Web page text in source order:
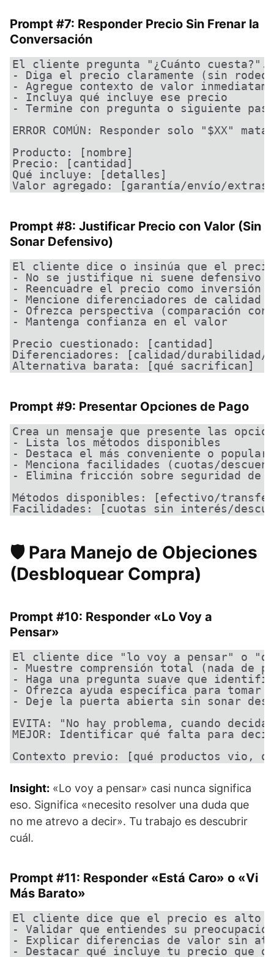
Prompt #7: Responder Precio Sin Frenar la
Conversación
El cliente pregunta "¿Cuánto cuesta?".
- Diga el precio claramente (sin
- Agregue contexto de valor
- Incluya qué incluye ese precio
- Termine con pregunta o siguiente paso
ERROR COMÚN: Responder solo "$XX"
Producto: [nombre]
Precio: [cantidad]
Qué incluye: [detalles]
Valor agregado: [garantía/envío/extras]
Prompt #8: Justificar Precio con Valor (Sin
Sonar Defensivo)
El cliente dice o insinúa que el precio
- No se justifique ni suene defensivo
- Reencuadre el precio como
- Mencione diferenciadores de calidad
- Ofrezca perspectiva (comparación
- Mantenga confianza en el valor
Precio cuestionado: [cantidad]
Diferenciadores: [calidad/
Alternativa barata: [qué sacrifican]
Prompt #9: Presentar Opciones de Pago
Crea un mensaje que presente las
- Lista los métodos disponibles
- Destaca el más conveniente o popular
- Menciona facilidades (cuotas/
- Elimina fricción sobre seguridad de
Métodos disponibles: [efectivo/
Facilidades: [cuotas sin interés/
🛡️ Para Manejo de Objeciones
(Desbloquear Compra)
Prompt #10: Responder «Lo Voy a
Pensar»
El cliente dice "lo voy a pensar" o
- Muestre comprensión total (nada de
- Haga una pregunta suave que
- Ofrezca ayuda específica para tomar
- Deje la puerta abierta sin sonar
EVITA: "No hay problema, cuando
MEJOR: Identificar qué falta para
Contexto previo: [qué productos vio,
Insight: «Lo voy a pensar» casi nunca significa
eso. Significa «necesito resolver una duda que
no me atrevo a decir». Tu trabajo es descubrir
cuál.
Prompt #11: Responder «Está Caro» o «Vi
Más Barato»
El cliente dice que el precio es alto o
- Validar que entiendes su
- Explicar diferencias de valor sin
- Destacar qué incluye tu precio que